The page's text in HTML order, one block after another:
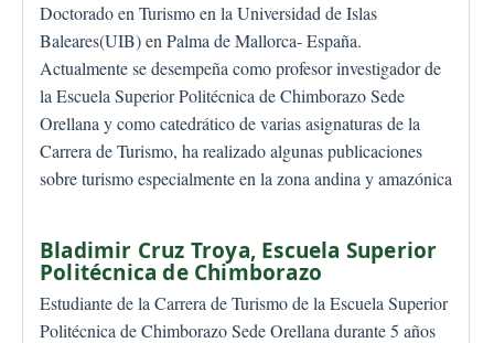
Doctorado en Turismo en la Universidad de Islas
Baleares(UIB) en Palma de Mallorca- España.
Actualmente se desempeña como profesor investigador de
la Escuela Superior Politécnica de Chimborazo Sede
Orellana y como catedrático de varias asignaturas de la
Carrera de Turismo, ha realizado algunas publicaciones
sobre turismo especialmente en la zona andina y amazónica
Bladimir Cruz Troya, Escuela Superior
Politécnica de Chimborazo
Estudiante de la Carrera de Turismo de la Escuela Superior
Politécnica de Chimborazo Sede Orellana durante 5 años